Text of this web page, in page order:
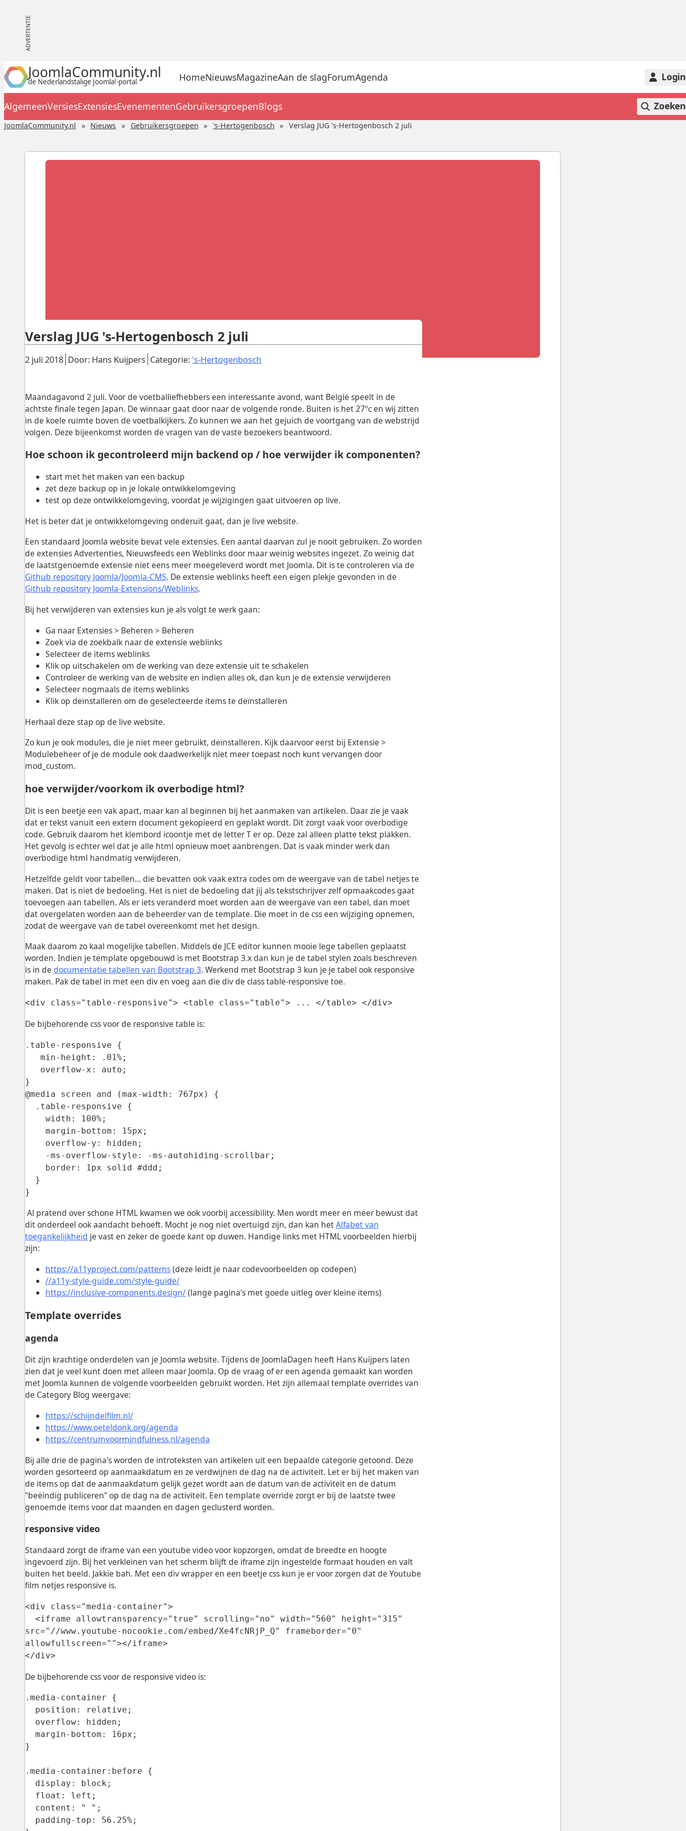
JoomlaCommunity.nl
de Nederlandstalige Joomla!-portal HomeNieuwsMagazineAan de slagForumAgenda Login
AlgemeenVersiesExtensiesEvenementenGebruikersgroepenBlogs Zoeken
JoomlaCommunity.nl Nieuws Gebruikersgroepen 's-Hertogenbosch Verslag JUG 's-Hertogenbosch 2 juli
Gepubliceerd:
2 juli 2018. Door: Hans Kuijpers Categorie: 's-Hertogenbosch
Verslag JUG 's-Hertogenbosch 2 juli
Maandagavond 2 juli. Voor de voetballiefhebbers een interessante avond, want België speelt in de
achtste finale tegen Japan. De winnaar gaat door naar de volgende ronde. Buiten is het 27ºc en wij zitten
in de koele ruimte boven de voetbalkijkers. Zo kunnen we aan het gejuich de voortgang van de webstrijd
volgen. Deze bijeenkomst worden de vragen van de vaste bezoekers beantwoord.
Hoe schoon ik gecontroleerd mijn backend op / hoe verwijder ik componenten?
start met het maken van een backup
zet deze backup op in je lokale ontwikkelomgeving
test op deze ontwikkelomgeving, voordat je wijzigingen gaat uitvoeren op live.
Het is beter dat je ontwikkelomgeving onderuit gaat, dan je live website.
Een standaard Joomla website bevat vele extensies. Een aantal daarvan zul je nooit gebruiken. Zo worden
de extensies Advertenties, Nieuwsfeeds een Weblinks door maar weinig websites ingezet. Zo weinig dat
de laatstgenoemde extensie niet eens meer meegeleverd wordt met Joomla. Dit is te controleren via de
Github repository Joomla/Joomla-CMS. De extensie weblinks heeft een eigen plekje gevonden in de
Github repository Joomla-Extensions/Weblinks.
Bij het verwijderen van extensies kun je als volgt te werk gaan:
Ga naar Extensies > Beheren > Beheren
Zoek via de zoekbalk naar de extensie weblinks
Selecteer de items weblinks
Klik op uitschakelen om de werking van deze extensie uit te schakelen
Controleer de werking van de website en indien alles ok, dan kun je de extensie verwijderen
Selecteer nogmaals de items weblinks
Klik op deïnstalleren om de geselecteerde items te deïnstalleren
Herhaal deze stap op de live website.
Zo kun je ook modules, die je niet meer gebruikt, deïnstalleren. Kijk daarvoor eerst bij Extensie >
Modulebeheer of je de module ook daadwerkelijk niet meer toepast noch kunt vervangen door
mod_custom.
hoe verwijder/voorkom ik overbodige html?
Dit is een beetje een vak apart, maar kan al beginnen bij het aanmaken van artikelen. Daar zie je vaak
dat er tekst vanuit een extern document gekopieerd en geplakt wordt. Dit zorgt vaak voor overbodige
code. Gebruik daarom het klembord icoontje met de letter T er op. Deze zal alleen platte tekst plakken.
Het gevolg is echter wel dat je alle html opnieuw moet aanbrengen. Dat is vaak minder werk dan
overbodige html handmatig verwijderen.
Hetzelfde geldt voor tabellen... die bevatten ook vaak extra codes om de weergave van de tabel netjes te
maken. Dat is niet de bedoeling. Het is niet de bedoeling dat jij als tekstschrijver zelf opmaakcodes gaat
toevoegen aan tabellen. Als er iets veranderd moet worden aan de weergave van een tabel, dan moet
dat overgelaten worden aan de beheerder van de template. Die moet in de css een wijziging opnemen,
zodat de weergave van de tabel overeenkomt met het design.
Maak daarom zo kaal mogelijke tabellen. Middels de JCE editor kunnen mooie lege tabellen geplaatst
worden. Indien je template opgebouwd is met Bootstrap 3.x dan kun je de tabel stylen zoals beschreven
is in dedocumentatie tabellen van Bootstrap 3. Werkend met Bootstrap 3 kun je je tabel ook responsive
maken. Pak de tabel in met een div en voeg aan die div de class table-responsive toe.
<div class="table-responsive"> <table class="table"> ... </table> </div>
De bijbehorende css voor de responsive table is:
.table-responsive {
min-height: .01%;
overflow-x: auto;
}
@media screen and (max-width: 767px) {
.table-responsive {
width: 100%;
margin-bottom: 15px;
overflow-y: hidden;
-ms-overflow-style: -ms-autohiding-scrollbar;
border: 1px solid #ddd;
}
}
Al pratend over schone HTML kwamen we ook voorbij accessibility. Men wordt meer en meer bewust dat
dit onderdeel ook aandacht behoeft. Mocht je nog niet overtuigd zijn, dan kan hetAlfabet van
toegankelijkheid je vast en zeker de goede kant op duwen. Handige links met HTML voorbeelden hierbij
zijn:
https://a11yproject.com/patterns(deze leidt je naar codevoorbeelden op codepen)
//a11y-style-guide.com/style-guide/
https://inclusive-components.design/(lange pagina's met goede uitleg over kleine items)
Template overrides
agenda
Dit zijn krachtige onderdelen van je Joomla website. Tijdens de JoomlaDagen heeft Hans Kuijpers laten
zien dat je veel kunt doen met alleen maar Joomla. Op de vraag of er een agenda gemaakt kan worden
met Joomla kunnen de volgende voorbeelden gebruikt worden. Het zijn allemaal template overrides van
de Category Blog weergave:
https://schijndelfilm.nl/
https://www.oeteldonk.org/agenda
https://centrumvoormindfulness.nl/agenda
Bij alle drie de pagina's worden de introteksten van artikelen uit een bepaalde categorie getoond. Deze
worden gesorteerd op aanmaakdatum en ze verdwijnen de dag na de activiteit. Let er bij het maken van
de items op dat de aanmaakdatum gelijk gezet wordt aan de datum van de activiteit en de datum
"beëindig publiceren" op de dag na de activiteit. Een template override zorgt er bij de laatste twee
genoemde items voor dat maanden en dagen geclusterd worden.
responsive video
Standaard zorgt de iframe van een youtube video voor kopzorgen, omdat de breedte en hoogte
ingevoerd zijn. Bij het verkleinen van het scherm blijft de iframe zijn ingestelde formaat houden en valt
buiten het beeld. Jakkie bah. Met een div wrapper en een beetje css kun je er voor zorgen dat de Youtube
film netjes responsive is.
<div class="media-container">
<iframe allowtransparency="true" scrolling="no" width="560" height="315"
src="//www.youtube-nocookie.com/embed/Xe4fcNRjP_Q" frameborder="0"
allowfullscreen=""></iframe>
</div>
De bijbehorende css voor de responsive video is:
.media-container {
position: relative;
overflow: hidden;
margin-bottom: 16px;
}
.media-container:before {
display: block;
float: left;
content: " ";
padding-top: 56.25%;